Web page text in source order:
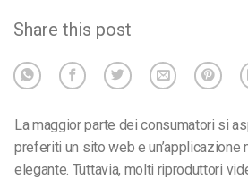
Share this post
La maggior parte dei consumatori si
preferiti un sito web e un’applicazione
elegante. Tuttavia, molti riproduttori